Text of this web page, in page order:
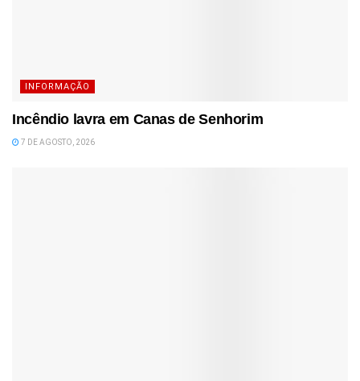
INFORMAÇÃO
Incêndio lavra em Canas de Senhorim
7 DE AGOSTO, 2026